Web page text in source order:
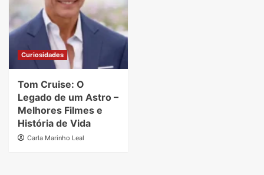
Curiosidades
Tom Cruise: O
Legado de um Astro –
Melhores Filmes e
História de Vida
Carla Marinho Leal